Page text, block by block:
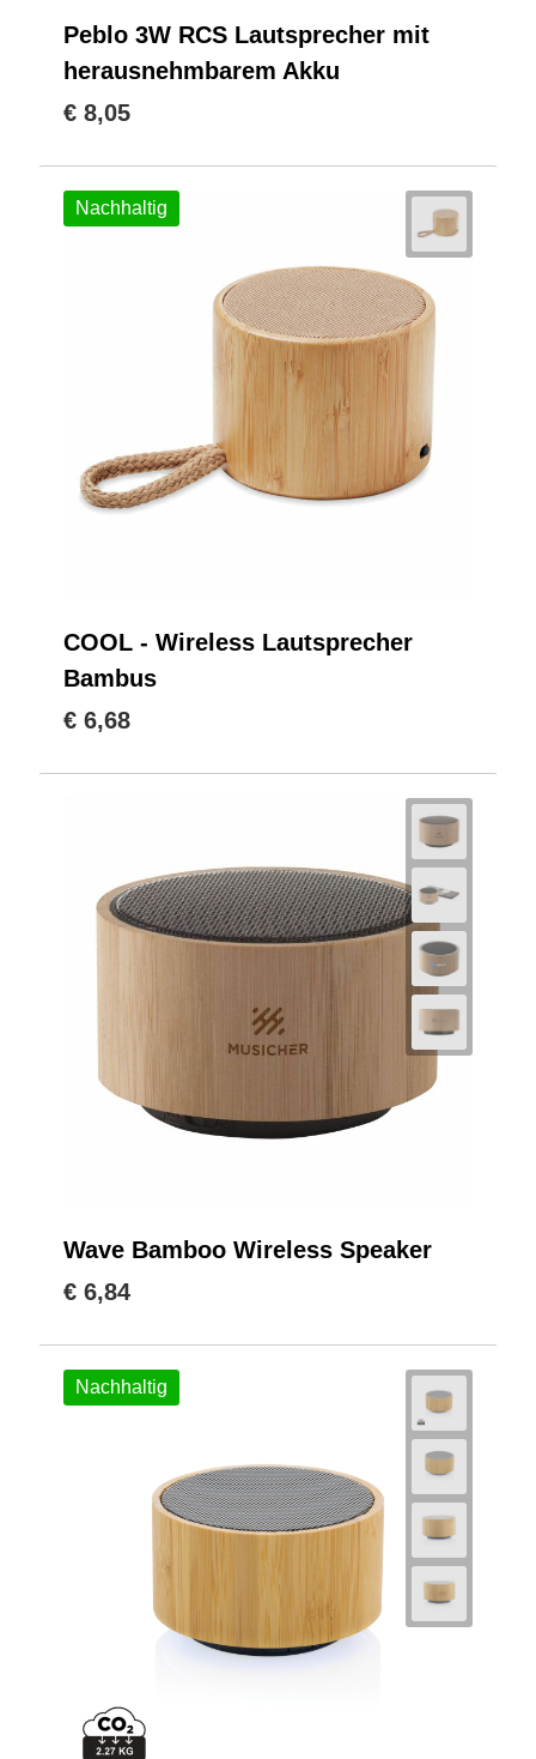
Peblo 3W RCS Lautsprecher mit
herausnehmbarem Akku
€ 8,05
Nachhaltig
COOL - Wireless Lautsprecher
Bambus
€ 6,68
Wave Bamboo Wireless Speaker
€ 6,84
Nachhaltig